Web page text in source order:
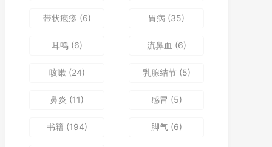
带状疱疹 (6) 胃病 (35)
耳鸣(6) 流鼻血 (6)
咳嗽 (24) 乳腺结节(5)
鼻炎 (11) 感冒 (5)
书籍(194) 脚气(6)